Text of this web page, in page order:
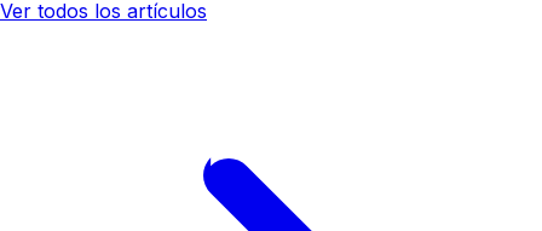
Ver todos los artículos